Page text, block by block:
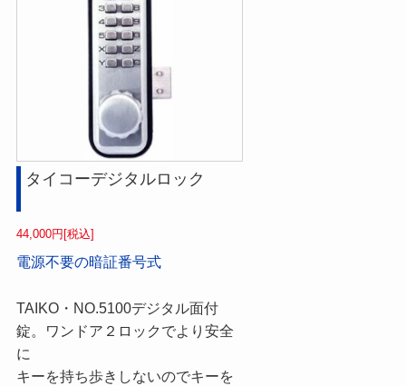
タイコーデジタルロック
44,000円[税込]
電源不要の暗証番号式
TAIKO・NO.5100デジタル面付
錠。ワンドア２ロックでより安全
に
キーを持ち歩きしないのでキーを